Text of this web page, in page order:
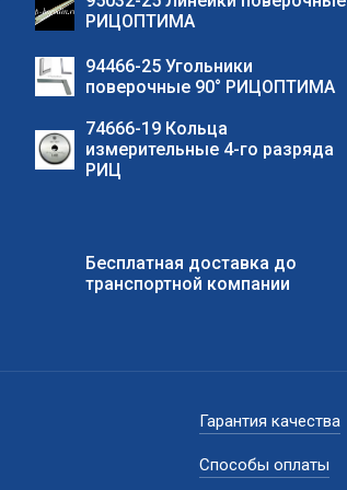
РИЦОПТИМА
94466-25 Угольники
поверочные 90° РИЦОПТИМА
74666-19 Кольца
измерительные 4-го разряда
РИЦ
Бесплатная доставка до
транспортной компании
Гарантия качества
Способы оплаты